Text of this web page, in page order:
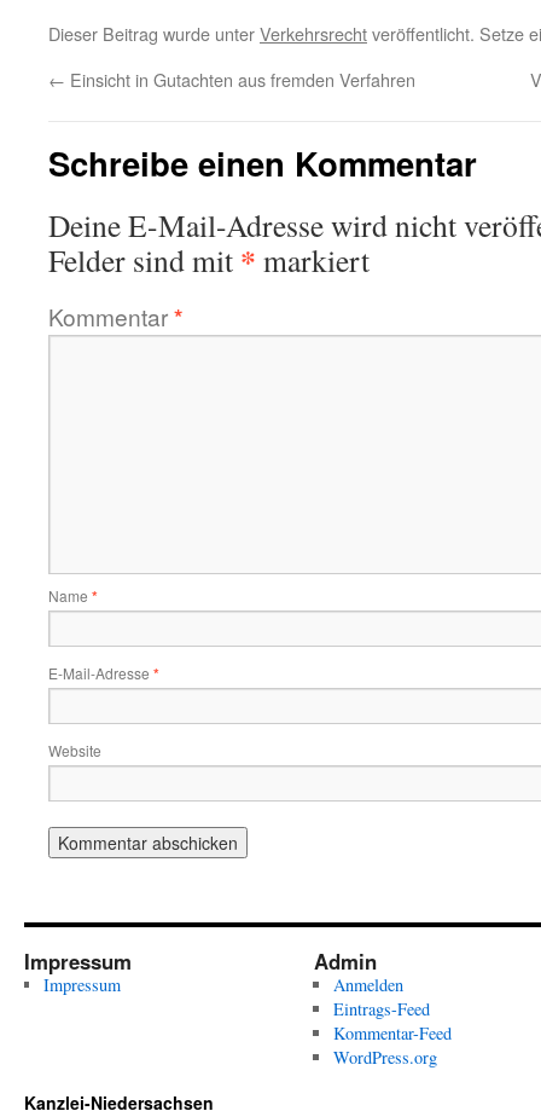
Dieser Beitrag wurde unterVerkehrsrechtveröffentlicht. Setze
← Einsicht in Gutachten aus fremden Verfahren
Schreibe einen Kommentar
Deine E-Mail-Adresse wird nicht
Felder sind mit * markiert
Kommentar*
Name *
E-Mail-Adresse *
Website
Impressum
Impressum
Admin
Anmelden
Eintrags-Feed
Kommentar-Feed
WordPress.org
Kanzlei-Niedersachsen